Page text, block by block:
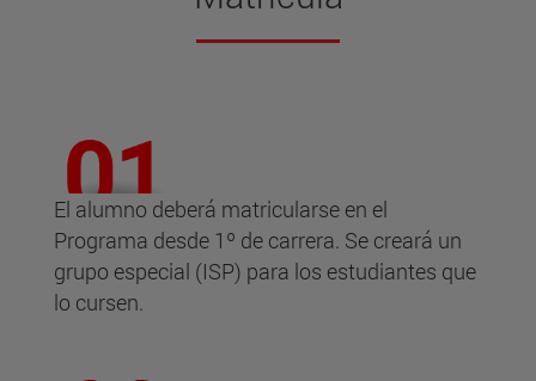
El alumno deberá matricularse en el
Programa desde 1º de carrera. Se creará un
grupo especial (ISP) para los estudiantes que
lo cursen.